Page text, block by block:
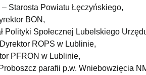
Starosta Powiatu Łęczyńskiego,
BON,
Polityki Społecznej Lubelskiego
ROPS w Lublinie,
PFRON w Lublinie,
parafii p.w. Wniebowzięcia